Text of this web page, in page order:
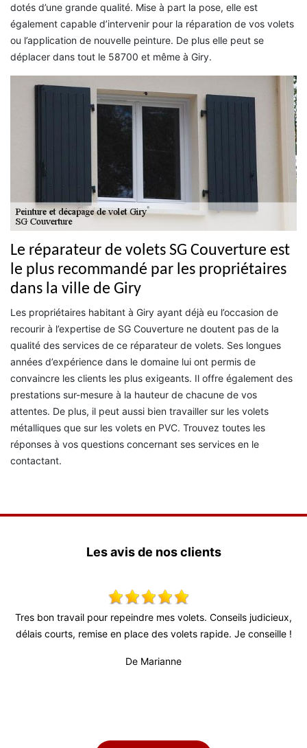
dotés d’une grande qualité. Mise à part la pose, elle est
également capable d’intervenir pour la réparation de vos volets
ou l’application de nouvelle peinture. De plus elle peut se
déplacer dans tout le 58700 et même à Giry.
Le réparateur de volets SG Couverture est
le plus recommandé par les propriétaires
dans la ville de Giry
Les propriétaires habitant à Giry ayant déjà eu l’occasion de
recourir à l’expertise de SG Couverture ne doutent pas de la
qualité des services de ce réparateur de volets. Ses longues
années d’expérience dans le domaine lui ont permis de
convaincre les clients les plus exigeants. Il offre également des
prestations sur-mesure à la hauteur de chacune de vos
attentes. De plus, il peut aussi bien travailler sur les volets
métalliques que sur les volets en PVC. Trouvez toutes les
réponses à vos questions concernant ses services en le
contactant.
Les avis de nos clients
Tres bon travail pour repeindre mes volets. Conseils judicieux,
délais courts, remise en place des volets rapide. Je conseille !
De Marianne